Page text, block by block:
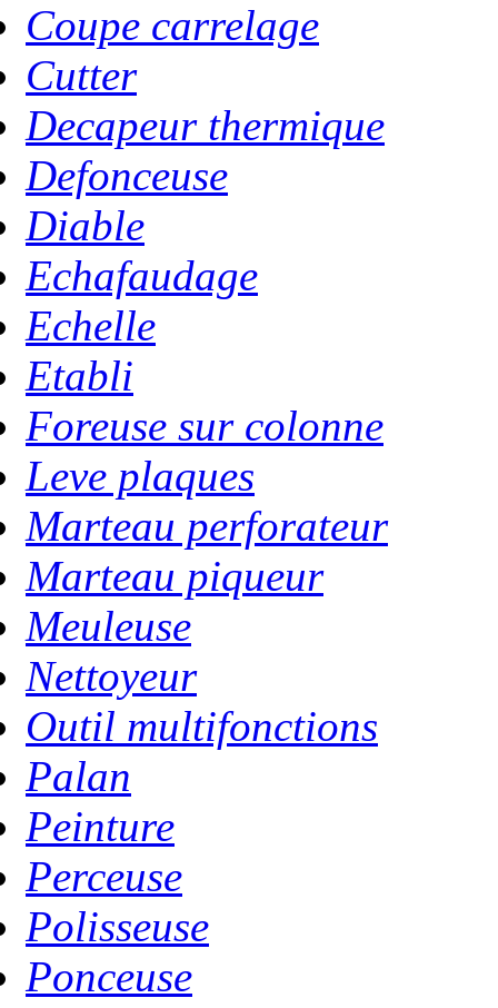
Coupe carrelage
Cutter
Decapeur thermique
Defonceuse
Diable
Echafaudage
Echelle
Etabli
Foreuse sur colonne
Leve plaques
Marteau perforateur
Marteau piqueur
Meuleuse
Nettoyeur
Outil multifonctions
Palan
Peinture
Perceuse
Polisseuse
Ponceuse